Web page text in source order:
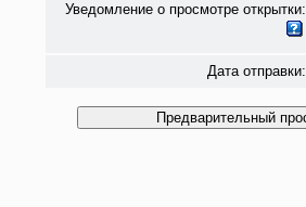
Уведомление о просмотре открытки:
Дата отправки: